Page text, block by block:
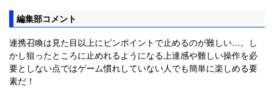
編集部コメント
連携召喚は見た目以上にピンポイントで止めるのが難しい…。し
かし狙ったところに止めれるようになる上達感や難しい操作を必
要としない点ではゲーム慣れしていない人でも簡単に楽しめる要
素だ！